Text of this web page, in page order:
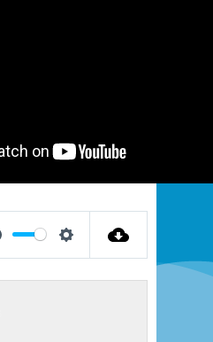
Settings